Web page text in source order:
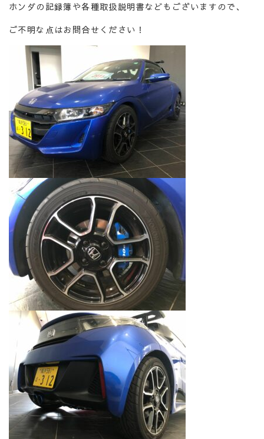
ホンダの記録簿や各種取扱説明書などもございますので、
ご不明な点はお問合せください！